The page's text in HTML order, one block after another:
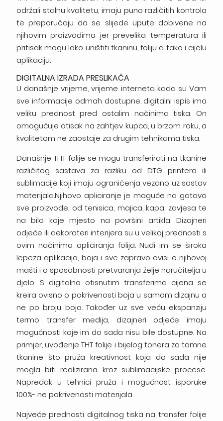
održali stalnu kvalitetu, imaju puno različitih kontrola
te preporučaju da se slijede upute dobivene na
njihovim proizvodima jer prevelika temperatura ili
pritisak mogu lako uništiti tkaninu, foliju a tako i cijelu
aplikaciju.
DIGITALNA IZRADA PRESLIKAČA
U današnje vrijeme, vrijeme interneta kada su Vam
sve informacije odmah dostupne, digitalni ispis ima
veliku prednost pred ostalim načinima tiska. On
omogućuje otisak na zahtjev kupca, u brzom roku, a
kvalitetom ne zaostaje za drugim tehnikama tiska.
Današnje THT folije se mogu transferirati na tkanine
različitog sastava za razliku od DTG printera ili
sublimacije koji imaju ograničenja vezano uz sastav
materijala.Njihovo apliciranje je moguće na gotovo
sve proizvode, od tenisica, majica, kapa, zavjesa te
na bilo koje mjesto na površini artikla. Dizajneri
odjeće ili dekorateri interijera su u velikoj prednosti s
ovim načinima apliciranja folija. Nudi im se široka
lepeza aplikacija, boja i sve zapravo ovisi o njihovoj
mašti i o sposobnosti pretvaranja želje naručitelja u
djelo. S digitalno otisnutim transferima cijena se
kreira ovisno o pokrivenosti boja u samom dizajnu a
ne po broju boja. Također uz sve veću ekspanziju
termo transfer medija, dizajneri odjeće imaju
mogućnosti koje im do sada nisu bile dostupne. Na
primjer, uvođenje THT folije i bijelog tonera za tamne
tkanine što pruža kreativnost koja do sada nije
mogla biti realizirana kroz sublimacijske procese.
Napredak u tehnici pruža i mogućnost isporuke
100%- ne pokrivenosti materijala.
Najveće prednosti digitalnog tiska na transfer folije